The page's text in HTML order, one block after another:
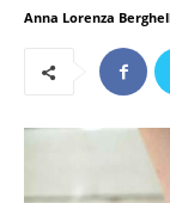
Anna Lorenza